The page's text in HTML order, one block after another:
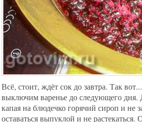
Всё, стоит, ждёт сок до завтра. Так
выключим варенье до следующего дня.
капая на блюдечко горячий сироп и не
оставаться выпуклой и не